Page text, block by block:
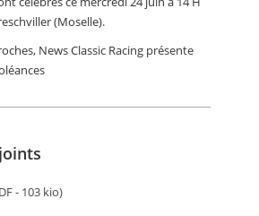
(Moselle).
News Classic Racing présente
- 103 kio)